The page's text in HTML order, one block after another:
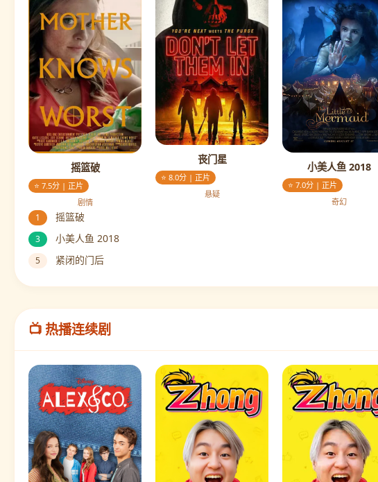
摇篮破
⭐ 7.5分 | 正片
剧情
丧门星
⭐ 8.0分 | 正片
悬疑
小美人鱼 2018
⭐ 7.0分 | 正片
奇幻
1 摇篮破
3 小美人鱼 2018
5 紧闭的门后
📺 热播连续剧